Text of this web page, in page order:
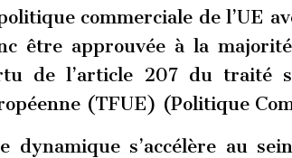
commerciale de l’UE
être approuvée à la
de l’article 207 du traité
(TFUE) (Politique
dynamique s’accélère au